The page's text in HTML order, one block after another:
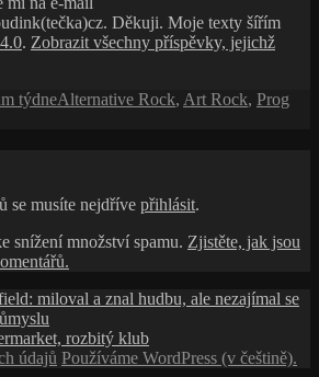
Děkuji. Moje texty šířím
. Zobrazit všechny příspěvky, jejichž
týdneŠtítky:
Alternative Rock, Art Rock, Prog
se musíte nejdříve přihlásit.
snížení množství spamu. Zjistěte, jak jsou
miloval a znal hudbu, ale nezajímal se
rozbitý klub
údajů Používáme WordPress (v češtině).